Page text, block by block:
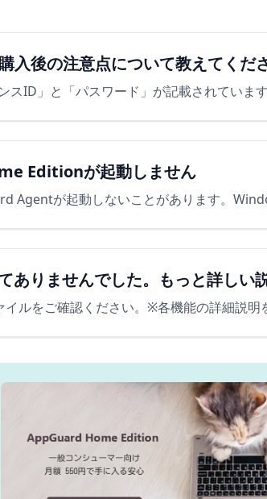
後の注意点について教えてくだ
Editionが起動しません
ありませんでした。もっと詳しい